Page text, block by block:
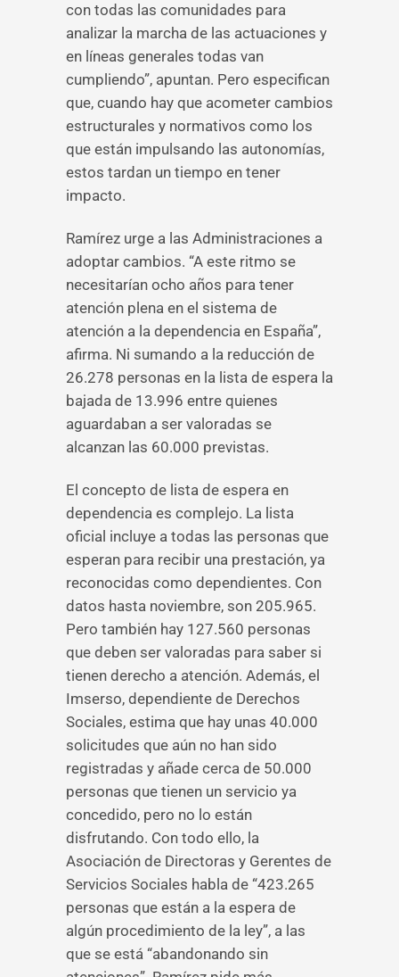
con todas las comunidades para
analizar la marcha de las actuaciones y
en líneas generales todas van
cumpliendo”, apuntan. Pero especifican
que, cuando hay que acometer cambios
estructurales y normativos como los
que están impulsando las autonomías,
estos tardan un tiempo en tener
impacto.
Ramírez urge a las Administraciones a
adoptar cambios. “A este ritmo se
necesitarían ocho años para tener
atención plena en el sistema de
atención a la dependencia en España”,
afirma. Ni sumando a la reducción de
26.278 personas en la lista de espera la
bajada de 13.996 entre quienes
aguardaban a ser valoradas se
alcanzan las 60.000 previstas.
El concepto de lista de espera en
dependencia es complejo. La lista
oficial incluye a todas las personas que
esperan para recibir una prestación, ya
reconocidas como dependientes. Con
datos hasta noviembre, son 205.965.
Pero también hay 127.560 personas
que deben ser valoradas para saber si
tienen derecho a atención. Además, el
Imserso, dependiente de Derechos
Sociales, estima que hay unas 40.000
solicitudes que aún no han sido
registradas y añade cerca de 50.000
personas que tienen un servicio ya
concedido, pero no lo están
disfrutando. Con todo ello, la
Asociación de Directoras y Gerentes de
Servicios Sociales habla de “423.265
personas que están a la espera de
algún procedimiento de la ley”, a las
que se está “abandonando sin